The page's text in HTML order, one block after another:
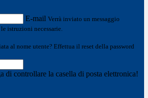
E-mail Verrà inviato un messaggio
istruzioni necessarie.
al nome utente? Effettua il reset della password
di controllare la casella di posta elettronica!